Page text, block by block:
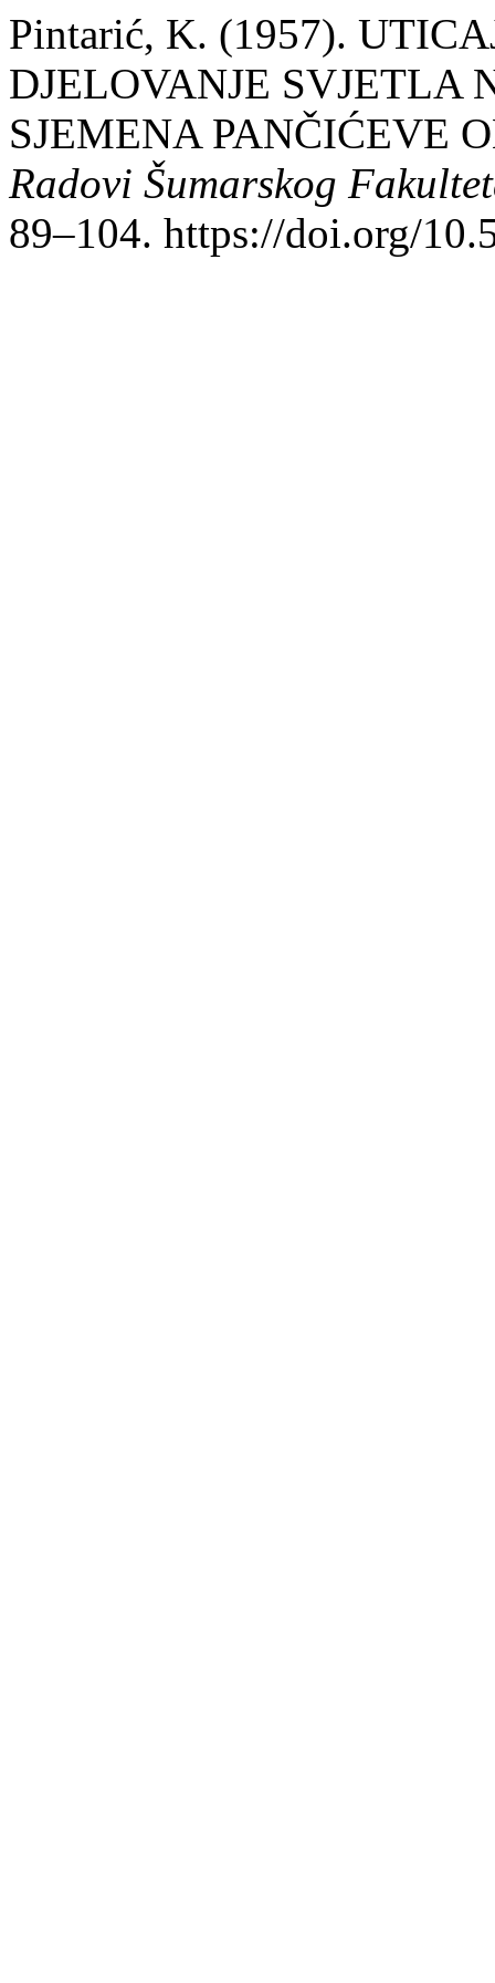
Pintarić, K. (1957).
DJELOVANJE SVJETLA
SJEMENA PANČIĆEVE
Radovi Šumarskog
89–104. https://doi.org/